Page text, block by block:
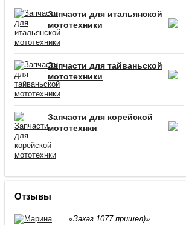
Запчасти для итальянской
мототехники
Запчасти для тайваньской
мототехники
Запчасти для корейской
мототехнки
Отзывы
«Заказ 1077 пришел)»